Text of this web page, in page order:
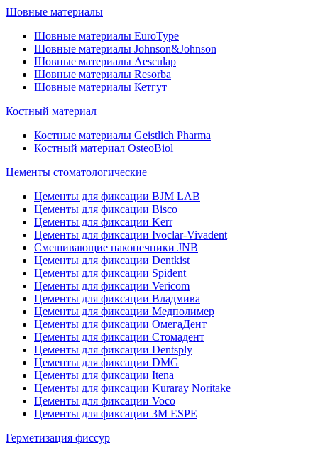
Шовные материалы
Шовные материалы EuroType
Шовные материалы Johnson&Johnson
Шовные материалы Aesculap
Шовные материалы Resorba
Шовные материалы Кетгут
Костный материал
Костные материалы Geistlich Pharma
Костный материал OsteoBiol
Цементы стоматологические
Цементы для фиксации BJM LAB
Цементы для фиксации Bisco
Цементы для фиксации Kerr
Цементы для фиксации Ivoclar-Vivadent
Смешивающие наконечники JNB
Цементы для фиксации Dentkist
Цементы для фиксации Spident
Цементы для фиксации Vericom
Цементы для фиксации Владмива
Цементы для фиксации Медполимер
Цементы для фиксации ОмегаДент
Цементы для фиксации Стомадент
Цементы для фиксации Dentsply
Цементы для фиксации DMG
Цементы для фиксации Itena
Цементы для фиксации Kuraray Noritake
Цементы для фиксации Voco
Цементы для фиксации 3M ESPE
Герметизация фиссур